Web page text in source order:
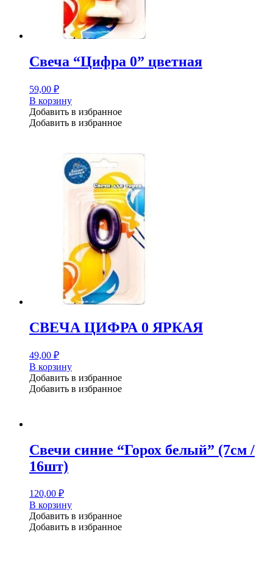
Свеча “Цифра 0” цветная
59,00 ₽
В корзину
Добавить в избранное
Добавить в избранное
СВЕЧА ЦИФРА 0 ЯРКАЯ
49,00 ₽
В корзину
Добавить в избранное
Добавить в избранное
Свечи синие “Горох белый” (7см /
16шт)
120,00 ₽
В корзину
Добавить в избранное
Добавить в избранное